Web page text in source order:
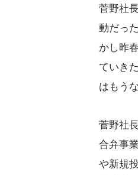
菅野社
動だっ
かし昨
ていき
はもう
菅野社
合弁事
や新規